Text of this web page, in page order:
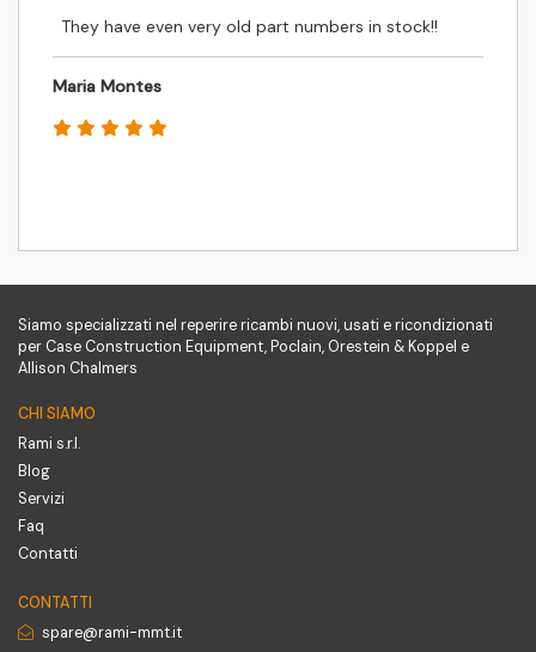
They have even very old part numbers in stock!!
Maria Montes
Siamo specializzati nel reperire ricambi nuovi, usati e ricondizionati
per Case Construction Equipment, Poclain, Orestein & Koppel e
Allison Chalmers
CHI SIAMO
Rami s.r.l.
Blog
Servizi
Faq
Contatti
CONTATTI
spare@rami-mmt.it